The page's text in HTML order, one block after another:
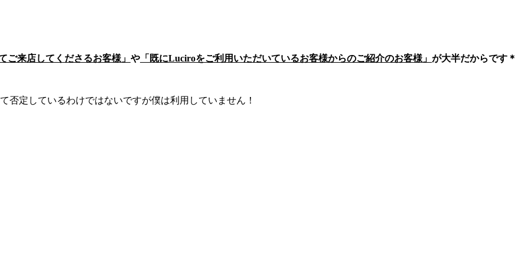
ご来店してくださるお客様」 や 「既にLuciroをご利用いただいているお客様からのご紹介のお客様」 が大半だからです＊
否定しているわけではないですが僕は利用していません！